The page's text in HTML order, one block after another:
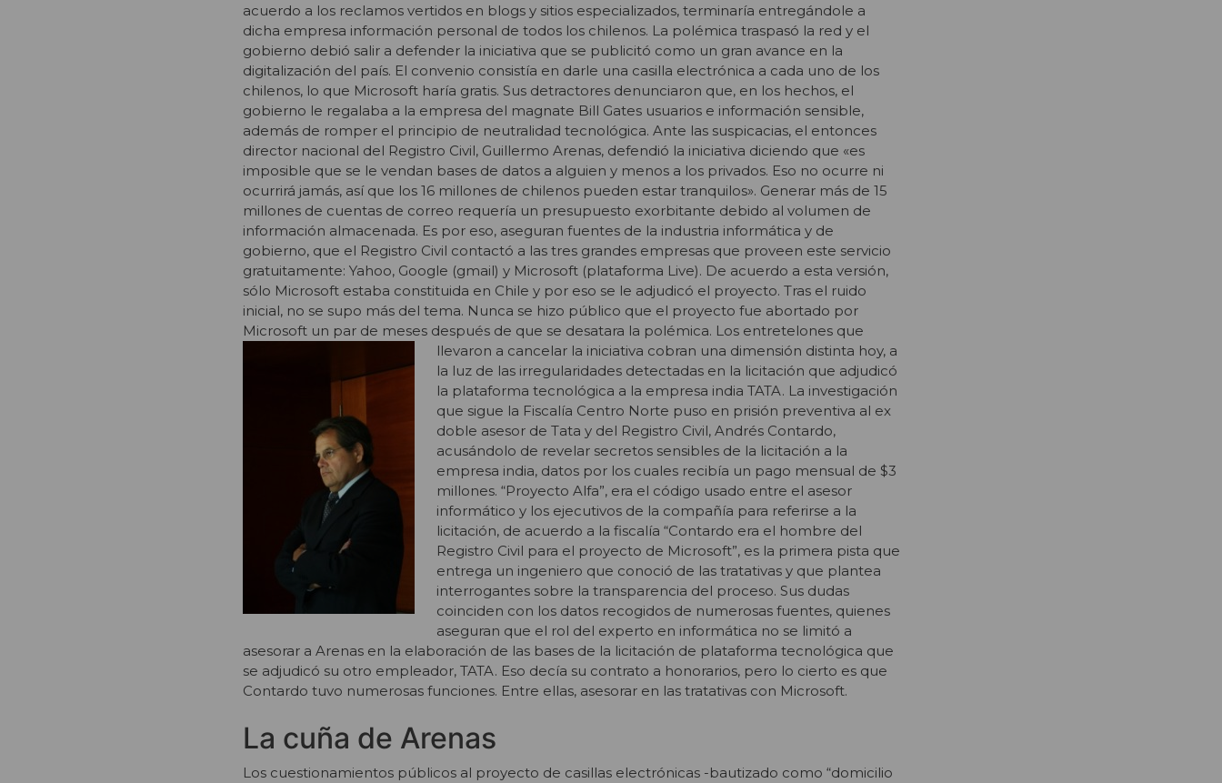
acuerdo a los reclamos vertidos en blogs y sitios especializados, terminaría entregándole a
dicha empresa información personal de todos los chilenos. La polémica traspasó la red y el
gobierno debió salir a defender la iniciativa que se publicitó como un gran avance en la
digitalización del país. El convenio consistía en darle una casilla electrónica a cada uno de los
chilenos, lo que Microsoft haría gratis. Sus detractores denunciaron que, en los hechos, el
gobierno le regalaba a la empresa del magnate Bill Gates usuarios e información sensible,
además de romper el principio de neutralidad tecnológica. Ante las suspicacias, el entonces
director nacional del Registro Civil, Guillermo Arenas, defendió la iniciativa diciendo que «es
imposible que se le vendan bases de datos a alguien y menos a los privados. Eso no ocurre ni
ocurrirá jamás, así que los 16 millones de chilenos pueden estar tranquilos». Generar más de 15
millones de cuentas de correo requería un presupuesto exorbitante debido al volumen de
información almacenada. Es por eso, aseguran fuentes de la industria informática y de
gobierno, que el Registro Civil contactó a las tres grandes empresas que proveen este servicio
gratuitamente: Yahoo, Google (gmail) y Microsoft (plataforma Live). De acuerdo a esta versión,
sólo Microsoft estaba constituida en Chile y por eso se le adjudicó el proyecto. Tras el ruido
inicial, no se supo más del tema. Nunca se hizo público que el proyecto fue abortado por
Microsoft un par de meses después de que se desatara la polémica. Los entretelones que
llevaron a cancelar la iniciativa cobran una dimensión distinta hoy, a
la luz de las irregularidades detectadas en la licitación que adjudicó
la plataforma tecnológica a la empresa india TATA. La investigación
que sigue la Fiscalía Centro Norte puso en prisión preventiva al ex
doble asesor de Tata y del Registro Civil, Andrés Contardo,
acusándolo de revelar secretos sensibles de la licitación a la
empresa india, datos por los cuales recibía un pago mensual de $3
millones. “Proyecto Alfa”, era el código usado entre el asesor
informático y los ejecutivos de la compañía para referirse a la
licitación, de acuerdo a la fiscalía “Contardo era el hombre del
Registro Civil para el proyecto de Microsoft”, es la primera pista que
entrega un ingeniero que conoció de las tratativas y que plantea
interrogantes sobre la transparencia del proceso. Sus dudas
coinciden con los datos recogidos de numerosas fuentes, quienes
aseguran que el rol del experto en informática no se limitó a
asesorar a Arenas en la elaboración de las bases de la licitación de plataforma tecnológica que
se adjudicó su otro empleador, TATA. Eso decía su contrato a honorarios, pero lo cierto es que
Contardo tuvo numerosas funciones. Entre ellas, asesorar en las tratativas con Microsoft.
La cuña de Arenas
Los cuestionamientos públicos al proyecto de casillas electrónicas -bautizado como “domicilio